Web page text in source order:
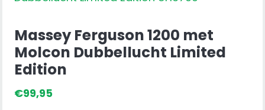
Massey Ferguson 1200 met
Molcon Dubbellucht Limited
Edition
€99,95